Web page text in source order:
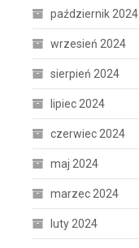
październik 2024
wrzesień 2024
sierpień 2024
lipiec 2024
czerwiec 2024
maj 2024
marzec 2024
luty 2024